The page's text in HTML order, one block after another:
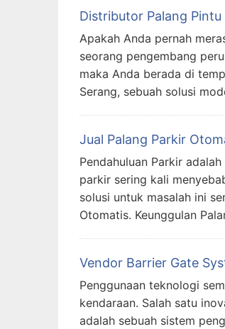
Distributor Palang
Apakah Anda pernah
seorang pengembang
maka Anda berada di
Serang, sebuah solusi
Jual Palang Parkir
Pendahuluan Parkir
parkir sering kali
solusi untuk masalah ini
Otomatis. Keunggulan
Vendor Barrier Gate
Penggunaan teknologi
kendaraan. Salah satu
adalah sebuah sistem